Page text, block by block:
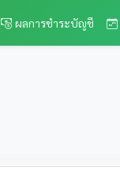
ผลการชำระบัญชี